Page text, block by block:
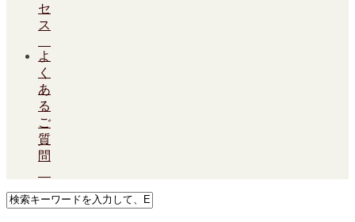
セ
ス
よ
く
あ
る
ご
質
問